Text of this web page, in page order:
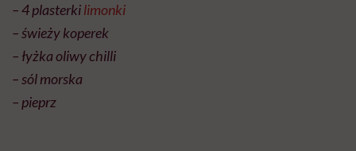
– 4 plasterkilimonki
– świeży koperek
– łyżka oliwy chilli
– sól morska
– pieprz